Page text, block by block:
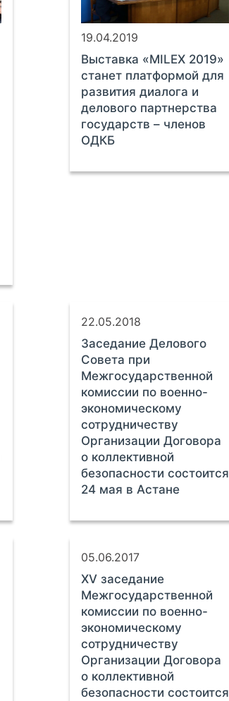
19.04.2019
Выставка «MILEX 2019»
станет платформой для
развития диалога и
делового партнерства
государств – членов
ОДКБ
22.05.2018
Заседание Делового
Совета при
Межгосударственной
комиссии по военно-
экономическому
сотрудничеству
Организации Договора
о коллективной
безопасности состоится
24 мая в Астане
05.06.2017
ХV заседание
Межгосударственной
комиссии по военно-
экономическому
сотрудничеству
Организации Договора
о коллективной
безопасности состоится